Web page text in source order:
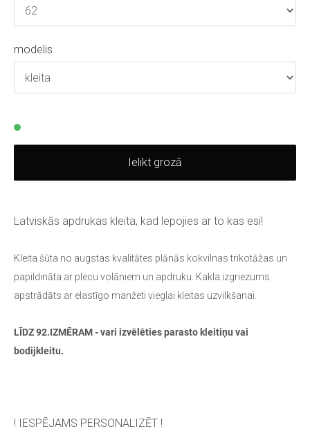
modelis
Ielikt grozā
Latviskās apdrukas kleita, kad lepojies ar to kas esi!
Kleita šūta no augstas kvalitātes plānās kokvilnas trikotāžas un
papildināta ar plecu volāniem un apdruku. Kakla izgriezums
apstrādāts ar elastīgo manžeti vieglai kleitas uzvilkšanai.
LĪDZ 92.IZMĒRAM - vari izvēlēties parasto kleitiņu vai
bodijkleitu.
! IESPĒJAMS PERSONALIZĒT !